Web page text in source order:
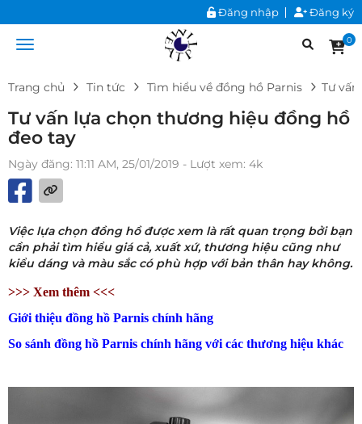
Đăng nhập Đăng ký
0
Trang chủ Tin tức Tìm hiểu về đồng hồ Parnis Tư
Tư vấn lựa chọn thương hiệu đồng hồ
đeo tay
Ngày đăng: 11:11 AM, 25/01/2019 - Lượt xem: 4k
Việc lựa chọn đồng hồ được xem là rất quan trọng bởi bạn
cần phải tìm hiểu giá cả, xuất xứ, thương hiệu cũng như
kiểu dáng và màu sắc có phù hợp với bản thân hay không.
>>> Xem thêm <<<
Giới thiệu đồng hồ Parnis chính hãng
So sánh đồng hồ Parnis chính hãng với các thương hiệu khác